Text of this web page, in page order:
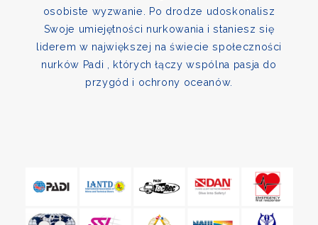
osobiste wyzwanie. Po drodze udoskonalisz
Swoje umiejętności nurkowania i staniesz się
liderem w największej na świecie społeczności
nurków Padi , których łączy wspólna pasja do
przygód i ochrony oceanów.